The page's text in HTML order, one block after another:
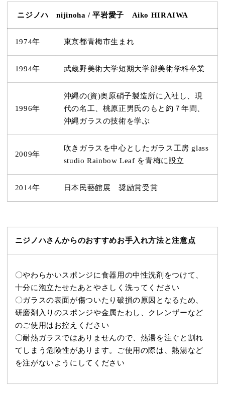
ニジノハ nijinoha / 平岩愛子 Aiko HIRAIWA
1974年 東京都青梅市生まれ
1994年 武蔵野美術大学短期大学部美術学科卒業
1996年
沖縄の(資)奥原硝子製造所に入社し、現
代の名工、桃原正男氏のもと約７年間、
沖縄ガラスの技術を学ぶ
2009年
吹きガラスを中心としたガラス工房 glass
studio Rainbow Leaf を青梅に設立
2014年 日本民藝館展 奨励賞受賞
ニジノハさんからのおすすめお手入れ方法と注意点
〇やわらかいスポンジに食器用の中性洗剤をつけて、
十分に泡立たせたあと やさしく洗ってください
〇ガラスの表面が傷ついたり破損の原因となるため、
研磨剤入りのスポンジや金属たわし、クレンザーなど
のご使用はお控えください
〇耐熱ガラスではありませんので、熱湯を注ぐと割れ
てしまう危険性があります。ご使用の際は、熱湯など
を注がないようにしてください